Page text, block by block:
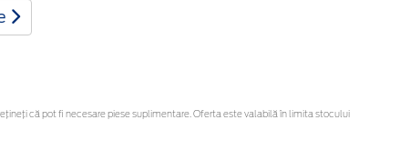
că pot fi necesare piese suplimentare. Oferta este valabilă în limita stocului